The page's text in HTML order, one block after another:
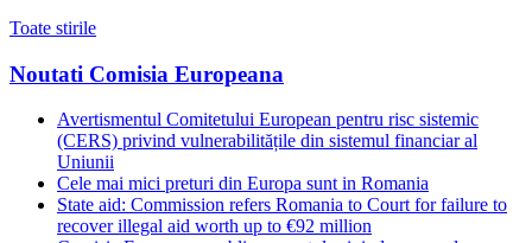
Toate stirile
Noutati Comisia Europeana
Avertismentul Comitetului European pentru risc sistemic
(CERS) privind vulnerabilitățile din sistemul financiar al
Uniunii
Cele mai mici preturi din Europa sunt in Romania
State aid: Commission refers Romania to Court for failure to
recover illegal aid worth up to €92 million